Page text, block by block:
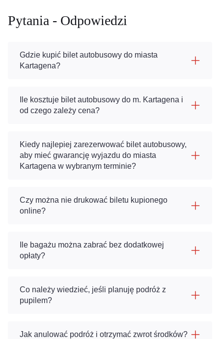
Pytania - Odpowiedzi
Gdzie kupić bilet autobusowy do miasta
Kartagena?
Ile kosztuje bilet autobusowy do m. Kartagena i
od czego zależy cena?
Kiedy najlepiej zarezerwować bilet autobusowy,
aby mieć gwarancję wyjazdu do miasta
Kartagena w wybranym terminie?
Czy można nie drukować biletu kupionego
online?
Ile bagażu można zabrać bez dodatkowej
opłaty?
Co należy wiedzieć, jeśli planuję podróż z
pupilem?
Jak anulować podróż i otrzymać zwrot środków?